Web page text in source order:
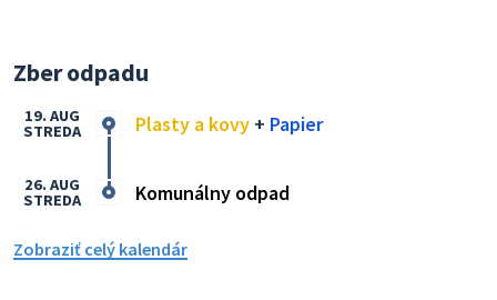
Zber odpadu
Plasty a kovy + Papier
19. AUG
STREDA
Komunálny odpad
26. AUG
STREDA
Zobraziť celý kalendár